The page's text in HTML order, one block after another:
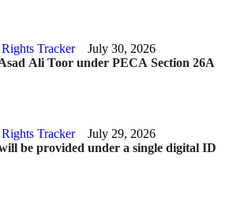
Tracker
July 30, 2026
Ali Toor under PECA Section 26A
Tracker
July 29, 2026
be provided under a single digital ID